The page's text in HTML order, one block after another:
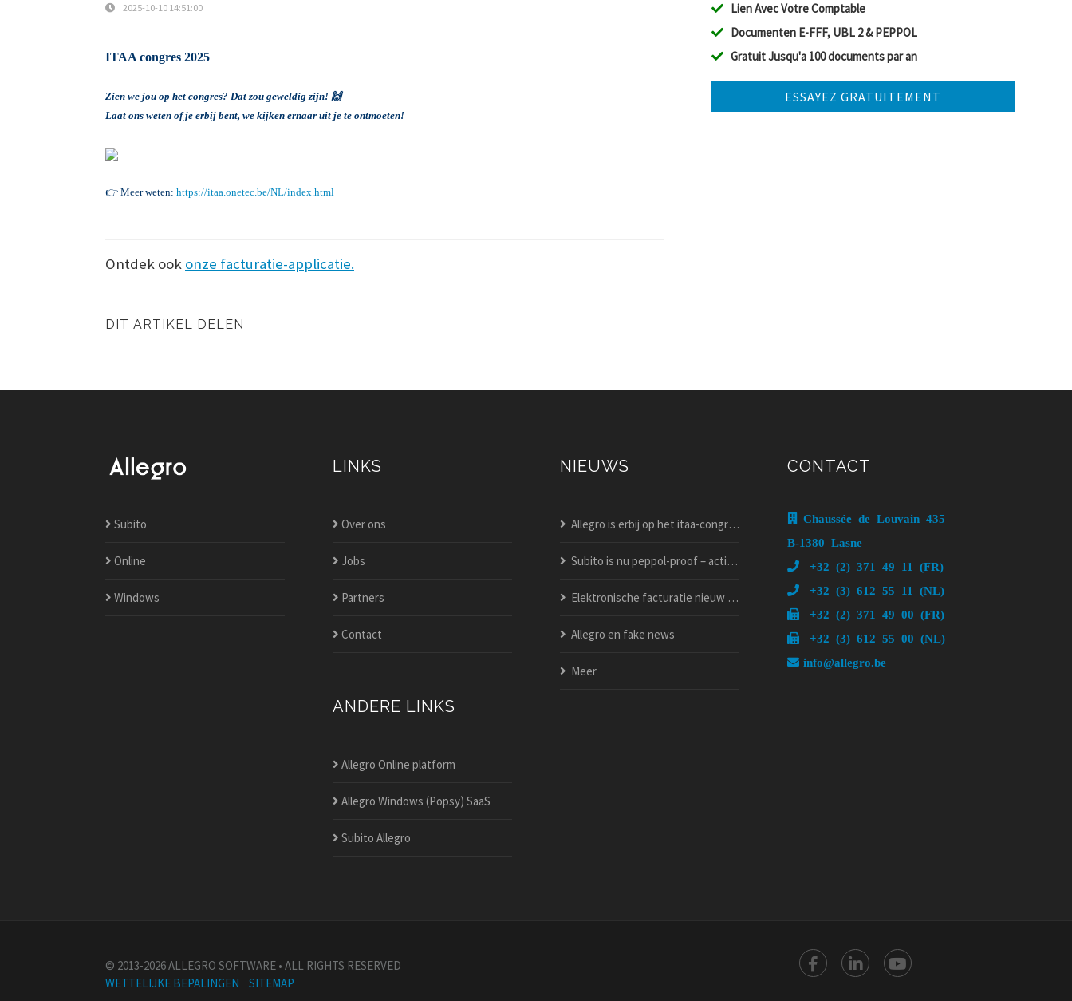
2025-10-10 14:51:00
ITAA congres 2025
Zien we jou op het congres? Dat zou geweldig zijn! 🙌
Laat ons weten of je erbij bent, we kijken ernaar uit je te ontmoeten!
👉 Meer weten: https://itaa.onetec.be/NL/index.html
Ontdek ook onze facturatie-applicatie.
DIT ARTIKEL DELEN
Lien Avec Votre Comptable
Documenten E-FFF, UBL 2 & PEPPOL
Gratuit Jusqu'a 100 documents par an
ESSAYEZ GRATUITEMENT
Subito
Online
Windows
LINKS
Over ons
Jobs
Partners
Contact
ANDERE LINKS
Allegro Online platform
Allegro Windows (Popsy) SaaS
Subito Allegro
NIEUWS
Allegro is erbij op het itaa-congres 2025!
Subito is nu peppol-proof – activeer het vandaag nog
Elektronische facturatie nieuw in allegro popsy?
Allegro en fake news
Meer
CONTACT
Chaussée de Louvain 435
B-1380 Lasne
+32 (2) 371 49 11 (FR)
+32 (3) 612 55 11 (NL)
+32 (2) 371 49 00 (FR)
+32 (3) 612 55 00 (NL)
info@allegro.be
© 2013-2026 ALLEGRO SOFTWARE • ALL RIGHTS RESERVED
WETTELIJKE BEPALINGEN
SITEMAP